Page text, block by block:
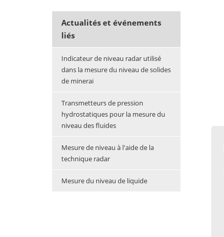
Actualités et événements
liés
Indicateur de niveau radar utilisé
dans la mesure du niveau de solides
de minerai
Transmetteurs de pression
hydrostatiques pour la mesure du
niveau des fluides
Mesure de niveau à l'aide de la
technique radar
Mesure du niveau de liquide